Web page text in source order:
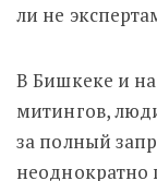
ли не
В Бишкеке и
митингов,
за полный
неоднократно